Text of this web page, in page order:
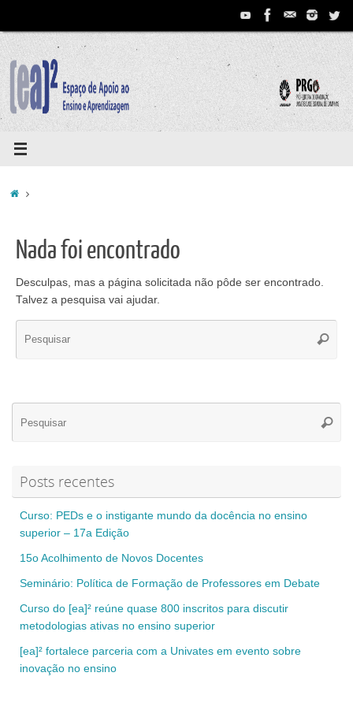
conteúdo
Home
Nada foi encontrado
Desculpas, mas a página solicitada não pôde ser encontrado.
Talvez a pesquisa vai ajudar.
Posts recentes
Curso: PEDs e o instigante mundo da docência no ensino
superior – 17a Edição
15o Acolhimento de Novos Docentes
Seminário: Política de Formação de Professores em Debate
Curso do [ea]² reúne quase 800 inscritos para discutir
metodologias ativas no ensino superior
[ea]² fortalece parceria com a Univates em evento sobre
inovação no ensino